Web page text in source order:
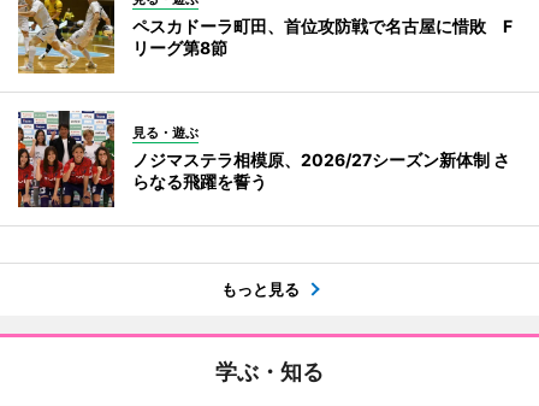
ペスカドーラ町田、首位攻防戦で名古屋に惜敗 F
リーグ第8節
見る・遊ぶ
ノジマステラ相模原、2026/27シーズン新体制 さ
らなる飛躍を誓う
もっと見る
学ぶ・知る